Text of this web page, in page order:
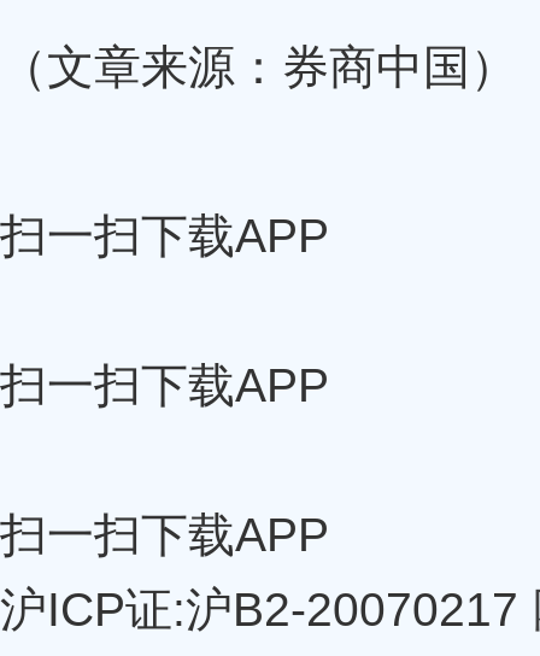
（文章来源：券商中国）
扫一扫下载APP
扫一扫下载APP
扫一扫下载APP
沪ICP证:沪B2-20070217